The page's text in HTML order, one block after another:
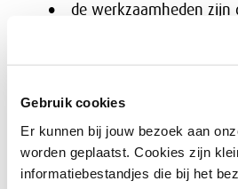
Gebruik cookies
Er kunnen bij jouw bezoek aan
worden geplaatst. Cookies zijn
informatiebestandjes die bij het
de werkzaamheden zijn
er is geen sprake van
maatschappelijk belang.
Voor vluchtelingen (met
organisatie geen
als de vluchteling in kwestie een